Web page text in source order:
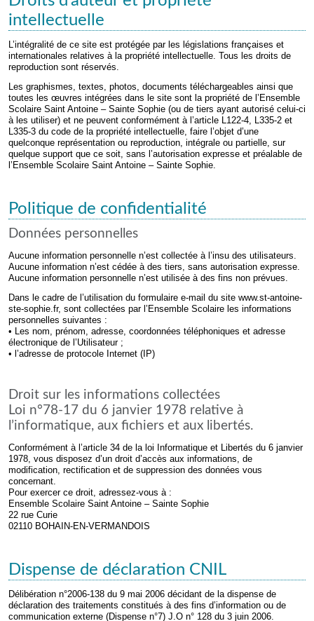
intellectuelle
L’intégralité de ce site est protégée par les législations françaises et
internationales relatives à la propriété intellectuelle. Tous les droits de
reproduction sont réservés.
Les graphismes, textes, photos, documents téléchargeables ainsi que
toutes les œuvres intégrées dans le site sont la propriété de l’Ensemble
Scolaire Saint Antoine – Sainte Sophie (ou de tiers ayant autorisé celui-ci
à les utiliser) et ne peuvent conformément à l’article L122-4, L335-2 et
L335-3 du code de la propriété intellectuelle, faire l’objet d’une
quelconque représentation ou reproduction, intégrale ou partielle, sur
quelque support que ce soit, sans l’autorisation expresse et préalable de
l’Ensemble Scolaire Saint Antoine – Sainte Sophie.
Politique de confidentialité
Données personnelles
Aucune information personnelle n’est collectée à l’insu des utilisateurs.
Aucune information n’est cédée à des tiers, sans autorisation expresse.
Aucune information personnelle n’est utilisée à des fins non prévues.
Dans le cadre de l’utilisation du formulaire e-mail du site www.st-antoine-
ste-sophie.fr, sont collectées par l’Ensemble Scolaire les informations
personnelles suivantes :
• Les nom, prénom, adresse, coordonnées téléphoniques et adresse
électronique de l’Utilisateur ;
• l’adresse de protocole Internet (IP)
Droit sur les informations collectées
Loi n°78-17 du 6 janvier 1978 relative à
l’informatique, aux fichiers et aux libertés.
Conformément à l’article 34 de la loi Informatique et Libertés du 6 janvier
1978, vous disposez d’un droit d’accès aux informations, de
modification, rectification et de suppression des données vous
concernant.
Pour exercer ce droit, adressez-vous à :
Ensemble Scolaire Saint Antoine – Sainte Sophie
22 rue Curie
02110 BOHAIN-EN-VERMANDOIS
Dispense de déclaration CNIL
Délibération n°2006-138 du 9 mai 2006 décidant de la dispense de
déclaration des traitements constitués à des fins d’information ou de
communication externe (Dispense n°7) J.O n° 128 du 3 juin 2006.